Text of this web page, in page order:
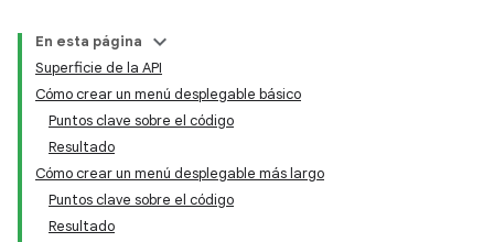
En esta página
Superficie de la API
Cómo crear un menú desplegable básico
Puntos clave sobre el código
Resultado
Cómo crear un menú desplegable más largo
Puntos clave sobre el código
Resultado